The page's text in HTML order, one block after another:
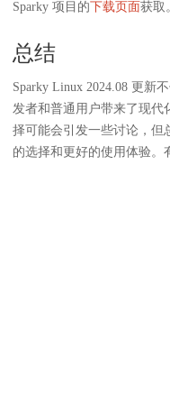
Sparky 项目的下载页面获取。
总结
Sparky Linux 2024.08 更新
发者和普通用户带来了现代
择可能会引发一些讨论，但
的选择和更好的使用体验。